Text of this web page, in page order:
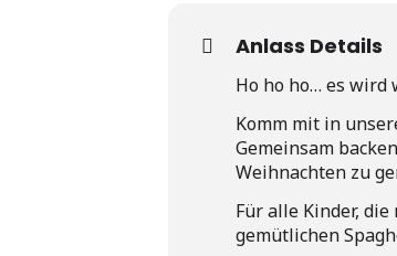
Anlass Details
Ho ho ho… es wird
Komm mit in
Gemeinsam
Weihnachten zu
Für alle Kinder,
gemütlichen